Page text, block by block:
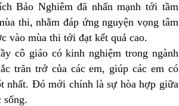
Bảo Nghiêm đã nhấn mạnh tới tầm
thi, nhằm đáp ứng nguyện vọng tâm
vào mùa thi tới đạt kết quả cao.
cô giáo có kinh nghiệm trong ngành
trăn trở của các em, giúp các em có
Đó mới chính là sự hòa hợp giữa
sống.